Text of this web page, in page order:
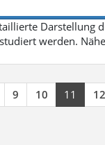
Darstellung
werden.
9 10 11 12